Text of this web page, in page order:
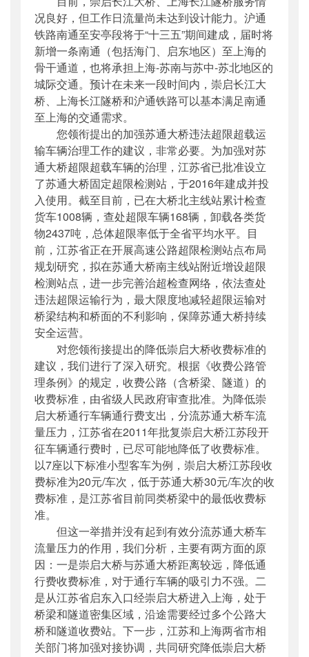
况良好，但工作日流量尚未达到设计能力。沪通
铁路南通至安亭段将于“十三五”期间建成，届时将
新增一条南通（包括海门、启东地区）至上海的
骨干通道，也将承担上海-苏南与苏中-苏北地区的
城际交通。预计在未来一段时间内，崇启长江大
桥、上海长江隧桥和沪通铁路可以基本满足南通
至上海的交通需求。
您领衔提出的加强苏通大桥违法超限超载运
输车辆治理工作的建议，非常必要。为加强对苏
通大桥超限超载车辆的治理，江苏省已批准设立
了苏通大桥固定超限检测站，于2016年建成并投
入使用。截至目前，已在大桥北主线站累计检查
货车1008辆，查处超限车辆168辆，卸载各类货
物2437吨，总体超限率低于全省平均水平。目
前，江苏省正在开展高速公路超限检测站点布局
规划研究，拟在苏通大桥南主线站附近增设超限
检测站点，进一步完善治超检查网络，依法查处
违法超限运输行为，最大限度地减轻超限运输对
桥梁结构和桥面的不利影响，保障苏通大桥持续
安全运营。
对您领衔接提出的降低崇启大桥收费标准的
建议，我们进行了深入研究。根据《收费公路管
理条例》的规定，收费公路（含桥梁、隧道）的
收费标准，由省级人民政府审查批准。为降低崇
启大桥通行车辆通行费支出，分流苏通大桥车流
量压力，江苏省在2011年批复崇启大桥江苏段开
征车辆通行费时，已尽可能地降低了收费标准。
以7座以下标准小型客车为例，崇启大桥江苏段收
费标准为20元/车次，低于苏通大桥30元/车次的收
费标准，是江苏省目前同类桥梁中的最低收费标
准。
但这一举措并没有起到有效分流苏通大桥车
流量压力的作用，我们分析，主要有两方面的原
因：一是崇启大桥与苏通大桥距离较远，降低通
行费收费标准，对于通行车辆的吸引力不强。二
是从江苏省启东入口经崇启大桥进入上海，处于
桥梁和隧道密集区域，沿途需要经过多个公路大
桥和隧道收费站。下一步，江苏和上海两省市相
关部门将加强对接协调，共同研究降低崇启大桥